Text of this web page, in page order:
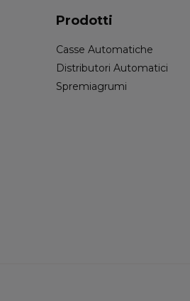
Prodotti
Casse Automatiche
Distributori Automatici
Spremiagrumi